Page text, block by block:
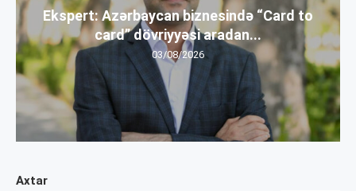
Axtar
Ekspert: Azərbaycan biznesində “Card to
card” dövriyyəsi aradan...
03/08/2026